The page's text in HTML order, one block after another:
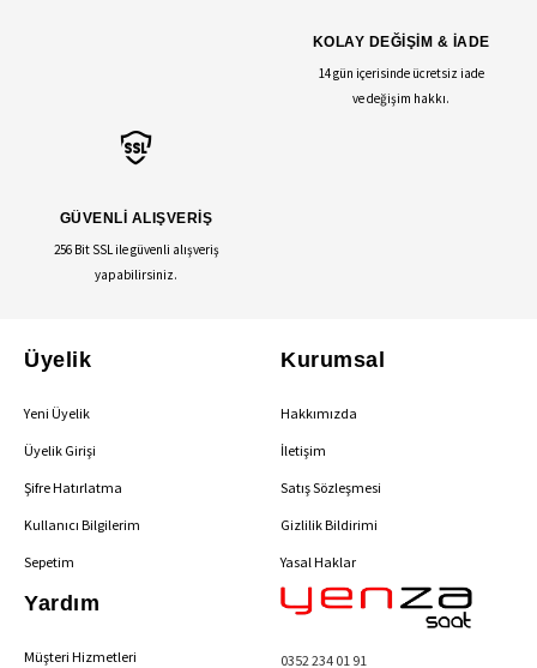
KOLAY DEĞİŞİM & İADE
14 gün içerisinde ücretsiz iade
ve değişim hakkı.
GÜVENLİ ALIŞVERİŞ
256 Bit SSL ile güvenli alışveriş
yapabilirsiniz.
Üyelik
Yeni Üyelik
Üyelik Girişi
Şifre Hatırlatma
Kullanıcı Bilgilerim
Sepetim
Kurumsal
Hakkımızda
İletişim
Satış Sözleşmesi
Gizlilik Bildirimi
Yasal Haklar
Yardım
Müşteri Hizmetleri 0352 234 01 91